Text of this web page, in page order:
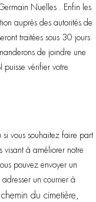
Nuelles . Enfin les
auprès des autorités de
traitées sous 30 jours.
de joindre une
puisse vérifier votre
si vous souhaitez faire part
visant à améliorer notre
pouvez envoyer un
adresser un courrier à
du cimetière,